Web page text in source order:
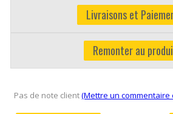
Livraisons et
Remonter au
Pas de note client(Mettre un commentaire